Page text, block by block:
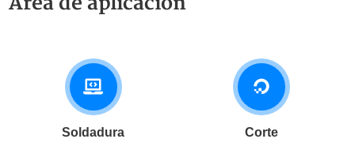
Soldadura Corte